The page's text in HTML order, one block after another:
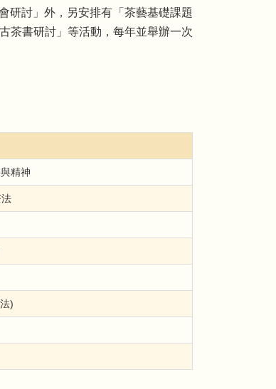
研討」外，另安排有「茶藝基礎課題
茶書研討」等活動，每年並舉辦一次
精神
)